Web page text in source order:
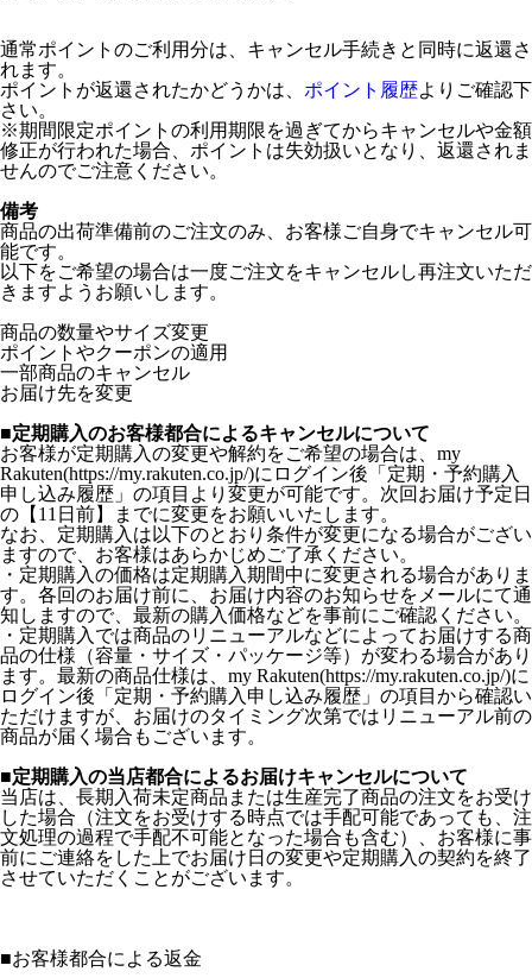
通常ポイントのご利用分は、キャンセル手続きと同時に返還さ
れます。
ポイントが返還されたかどうかは、 ポイント履歴よりご確認下
さい。
※期間限定ポイントの利用期限を過ぎてからキャンセルや金額
修正が行われた場合、ポイントは失効扱いとなり、返還されま
せんのでご注意ください。
備考
商品の出荷準備前のご注文のみ、お客様ご自身でキャンセル可
能です。
以下をご希望の場合は一度ご注文をキャンセルし再注文いただ
きますようお願いします。
商品の数量やサイズ変更
ポイントやクーポンの適用
一部商品のキャンセル
お届け先を変更
■定期購入のお客様都合によるキャンセルについて
お客様が定期購入の変更や解約をご希望の場合は、my
Rakuten(https://my.rakuten.co.jp/)にログイン後「定期・予約購入
申し込み履歴」の項目より変更が可能です。次回お届け予定日
の【11日前】までに変更をお願いいたします。
なお、定期購入は以下のとおり条件が変更になる場合がござい
ますので、お客様はあらかじめご了承ください。
・定期購入の価格は定期購入期間中に変更される場合がありま
す。各回のお届け前に、お届け内容のお知らせをメールにて通
知しますので、最新の購入価格などを事前にご確認ください。
・定期購入では商品のリニューアルなどによってお届けする商
品の仕様（容量・サイズ・パッケージ等）が変わる場合があり
ます。最新の商品仕様は、my Rakuten(https://my.rakuten.co.jp/)に
ログイン後「定期・予約購入申し込み履歴」の項目から確認い
ただけますが、お届けのタイミング次第ではリニューアル前の
商品が届く場合もございます。
■定期購入の当店都合によるお届けキャンセルについて
当店は、長期入荷未定商品または生産完了商品の注文をお受け
した場合（注文をお受けする時点では手配可能であっても、注
文処理の過程で手配不可能となった場合も含む）、お客様に事
前にご連絡をした上でお届け日の変更や定期購入の契約を終了
させていただくことがございます。
■お客様都合による返金